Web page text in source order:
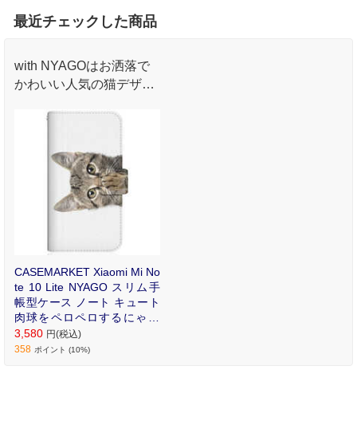
最近チェックした商品
with NYAGOはお洒落で
かわいい人気の猫デザイ
いスリム手帳型ケース。
CASEMARKET Xiaomi Mi No
te 10 Lite NYAGO スリム手
帳型ケース ノート キュート
肉球をペロペロするにゃ~｡
M2002F4LG-BNG2S2095-7
8
3,580 円(税込)
358 ポイント (10%)